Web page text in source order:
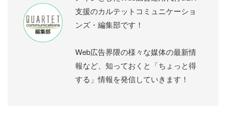
支援のカルテットコミュニケーショ
ンズ・編集部です！
Web広告界隈の様々な媒体の最新情
報など、知っておくと「ちょっと得
する」情報を発信していきます！